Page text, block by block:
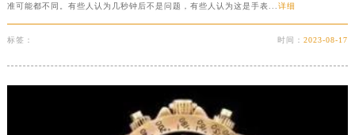
准可能都不同。有些人认为几秒钟后不是问题，有些人认为这是手表... 详细
标签： 时间：2023-08-17